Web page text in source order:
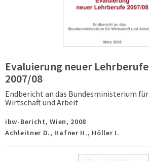
Evaluierung neuer Lehrberufe
2007/08
Endbericht an das Bundesministerium für
Wirtschaft und Arbeit
ibw-Bericht,Wien, 2008
Achleitner D., Hafner H., Höller I.